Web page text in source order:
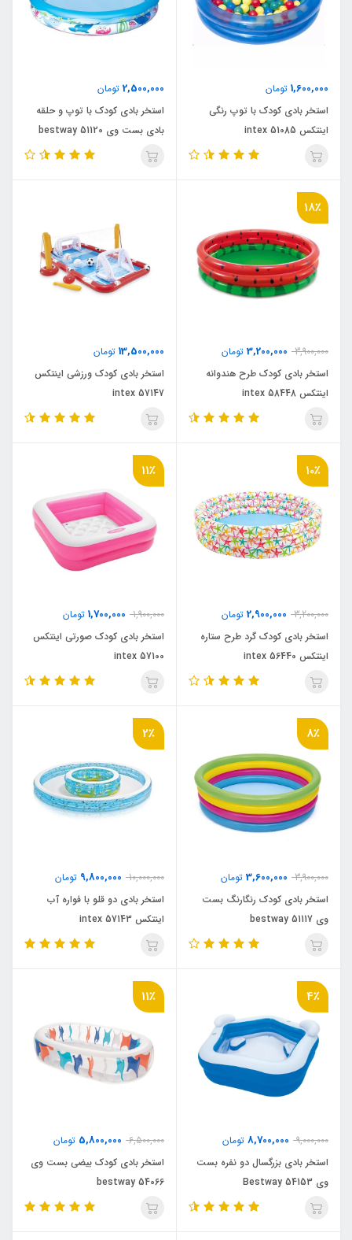
1,600,000 تومان
استخر بادی کودک با توپ رنگی
اینتکس intex 51085
2,500,000 تومان
استخر بادی کودک با توپ و حلقه
بادی بست وی bestway 51120
18٪
3,900,000
3,200,000 تومان
استخر بادی کودک طرح هندوانه
اینتکس intex 58448
13,500,000 تومان
استخر بادی کودک ورزشی اینتکس
intex 57147
10٪
3,200,000
2,900,000 تومان
استخر بادی کودک گرد طرح ستاره
اینتکس intex 56440
11٪
1,900,000
1,700,000 تومان
استخر بادی کودک صورتی اینتکس
intex 57100
8٪
3,900,000
3,600,000 تومان
استخر بادی کودک رنگارنگ بست
وی bestway 51117
2٪
10,000,000
9,800,000 تومان
استخر بادی دو قلو با فواره آب
اینتکس intex 57143
4٪
9,000,000
8,700,000 تومان
استخر بادی بزرگسال دو نفره بست
وی Bestway 54153
11٪
6,500,000
5,800,000 تومان
استخر بادی کودک بیضی بست وی
bestway 54066